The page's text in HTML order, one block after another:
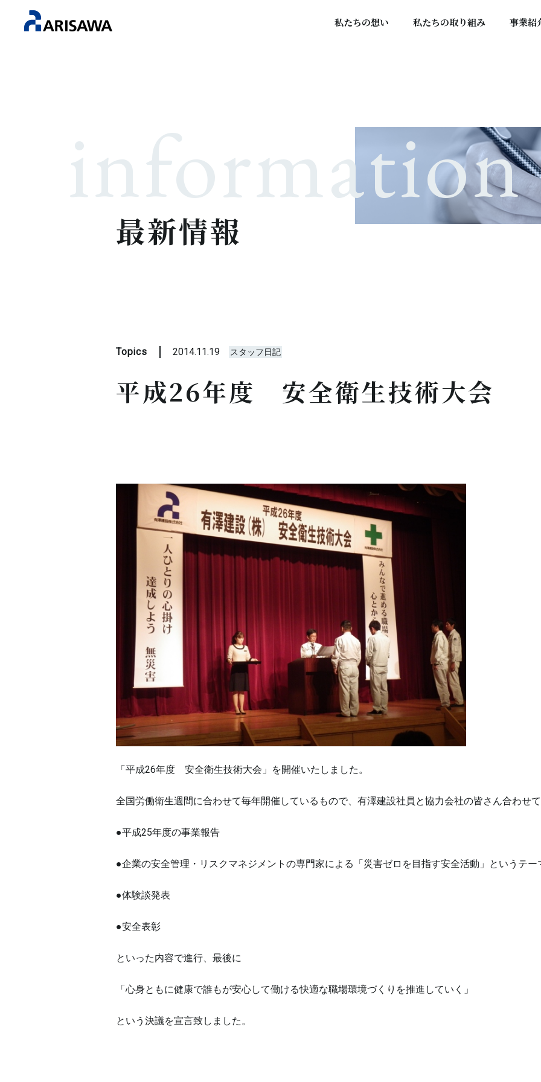
私たちの想い 私たちの取り組み 事業紹
information
最新情報
Topics 2014.11.19 スタッフ日記
平成26年度 安全衛生技術大会
「平成26年度 安全衛生技術大会」を開催いたしました。
全国労働衛生週間に合わせて毎年開催しているもので、有澤建設社員と協力会社の皆さん合わせて
●平成25年度の事業報告
●企業の安全管理・リスクマネジメントの専門家による「災害ゼロを目指す安全活動」というテー
●体験談発表
●安全表彰
といった内容で進行、最後に
「心身ともに健康で誰もが安心して働ける快適な職場環境づくりを推進していく」
という決議を宣言致しました。